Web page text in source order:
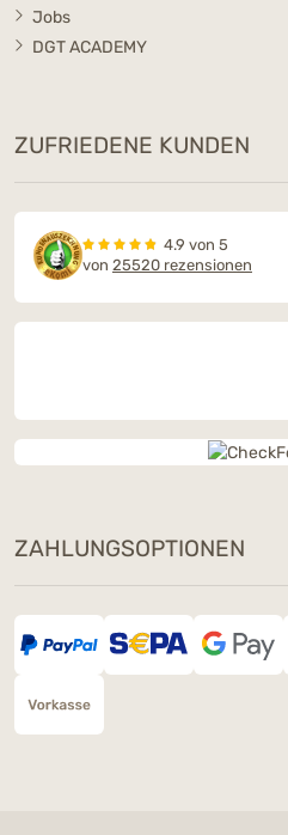
Jobs
DGT ACADEMY
ZUFRIEDENE KUNDEN
4.9 von 5
von 25520 rezensionen
ZAHLUNGSOPTIONEN